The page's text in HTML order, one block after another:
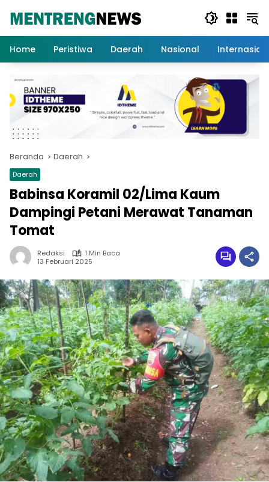
Home
Peristiwa Daerah Nasional
Beranda Daerah
Daerah
Babinsa Koramil 02/Lima Kaum
Dampingi Petani Merawat Tanaman
Tomat
Redaksi
1 Min Baca
13 Februari 2025